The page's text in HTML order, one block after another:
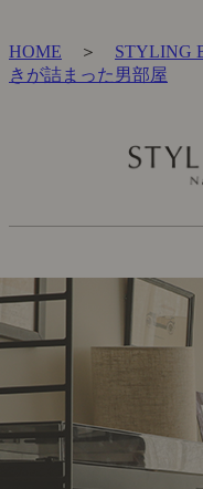
HOME ＞ STYLING
きが詰まった男部屋